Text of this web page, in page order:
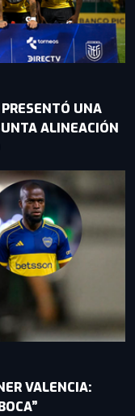
UNA
ALINEACIÓN
VALENCIA: